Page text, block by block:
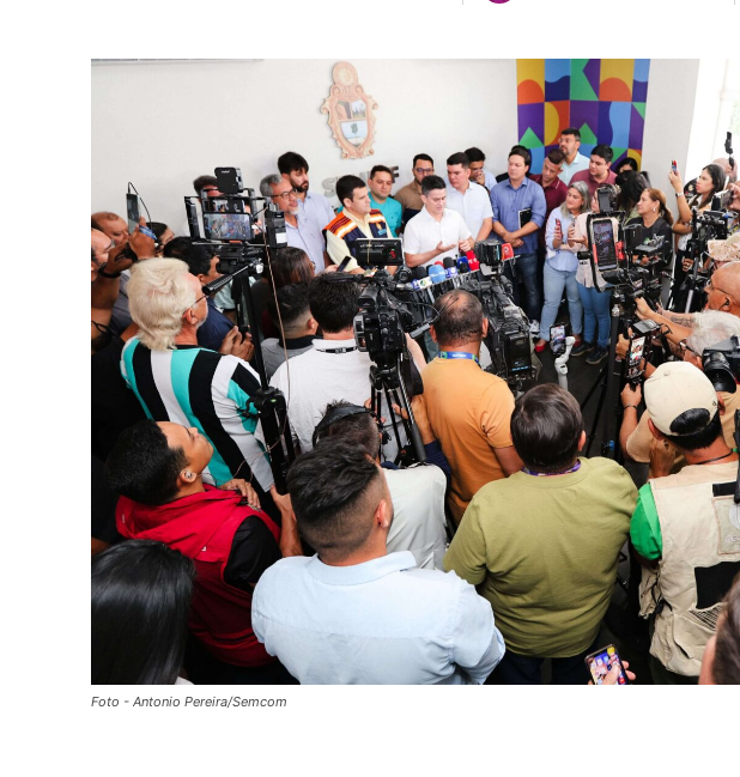
Foto - Antonio Pereira/Semcom